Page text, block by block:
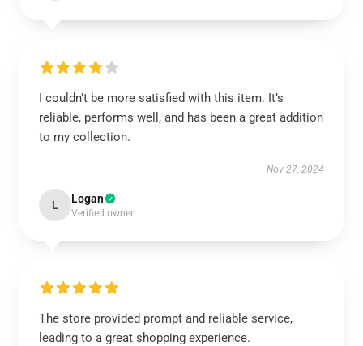
I couldn’t be more satisfied with this item. It’s
reliable, performs well, and has been a great addition
to my collection.
Nov 27, 2024
L Logan
Verified owner
The store provided prompt and reliable service,
leading to a great shopping experience.